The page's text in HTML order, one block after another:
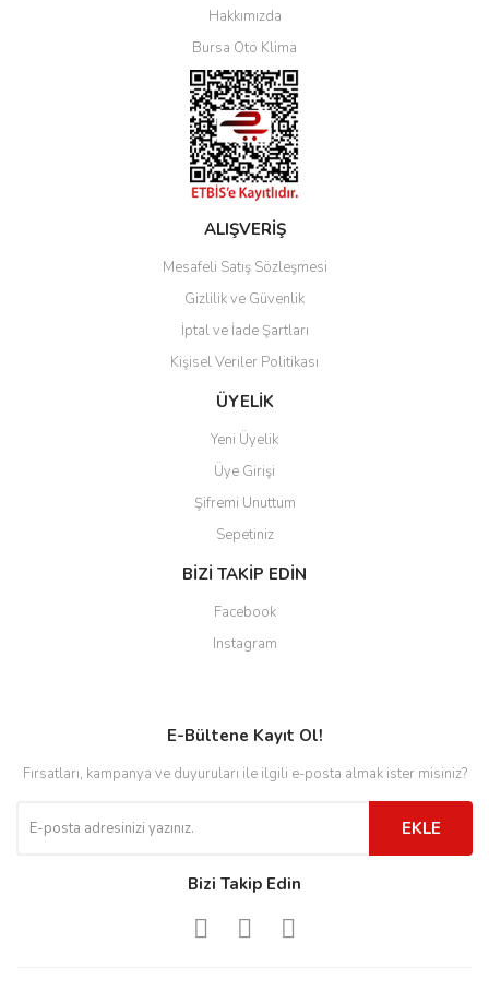
Yorum Yaz
Hakkımızda
Bursa Oto Klima
ALIŞVERİŞ
Mesafeli Satış Sözleşmesi
Gizlilik ve Güvenlik
İptal ve İade Şartları
Kişisel Veriler Politikası
ÜYELİK
Yeni Üyelik
Üye Girişi
Şifremi Unuttum
Sepetiniz
BİZİ TAKİP EDİN
Facebook
Instagram
E-Bültene Kayıt Ol!
Fırsatları, kampanya ve duyuruları ile ilgili e-posta almak ister misiniz?
EKLE
Bizi Takip Edin